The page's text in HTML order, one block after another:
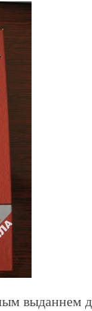
выданнем